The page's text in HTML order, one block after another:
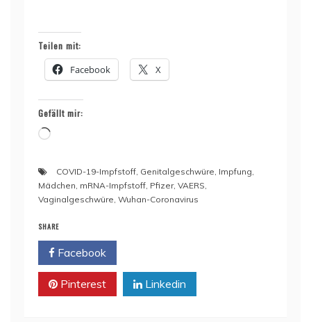
Teilen mit:
Facebook X
Gefällt mir:
Wird
COVID-19-Impfstoff Genitalgeschwüre Impfung
Mädchen mRNA-Impfstoff Pfizer, VAERS
Vaginalgeschwüre Wuhan-Coronavirus
SHARE
Facebook
Pinterest Linkedin